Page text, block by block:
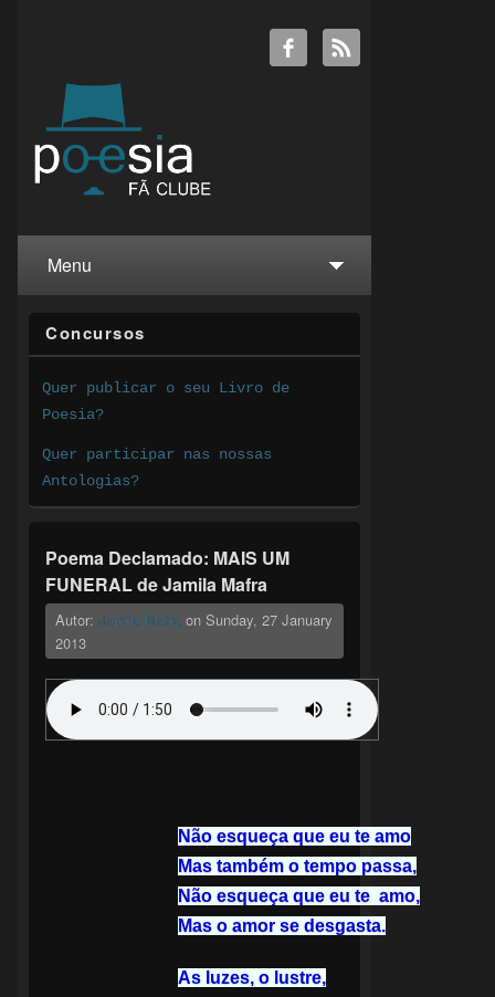
Menu
Concursos
Quer publicar o seu Livro de
Poesia?
Quer participar nas nossas
Antologias?
Poema Declamado: MAIS UM
FUNERAL de Jamila Mafra
Autor: Jamila Mafraon Sunday, 27 January
2013
Não esqueça que eu te amo
Mas também o tempo passa,
Não esqueça que eu te amo,
Mas o amor se desgasta.
As luzes, o lustre,